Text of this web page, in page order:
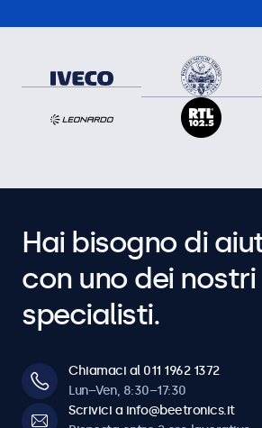
Hai bisogno di
con uno dei nostri
specialisti.
Chiamaci al 011 1962 1372
Lun–Ven, 8:30–17:30
Scrivici a info@beetronics.it